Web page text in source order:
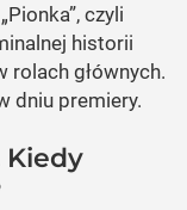
czyli
historii
rolach głównych.
dniu premiery.
Kiedy